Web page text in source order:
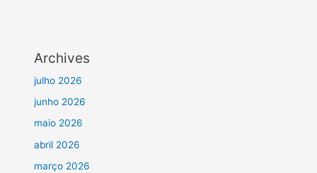
Archives
julho 2026
junho 2026
maio 2026
abril 2026
março 2026